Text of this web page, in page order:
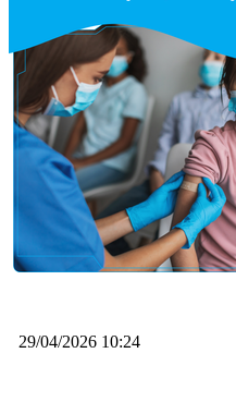
29/04/2026 10:24